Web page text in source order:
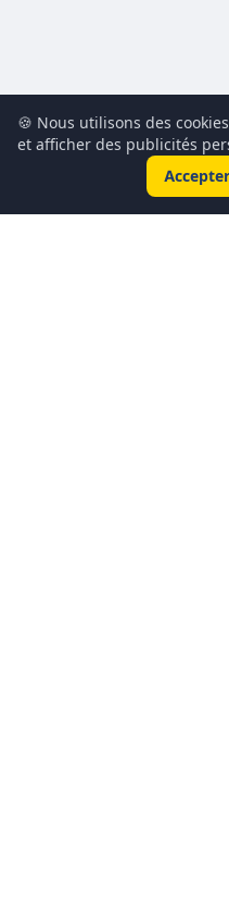
🍪 Nous utilisons des
et afficher des publicités
Accepter